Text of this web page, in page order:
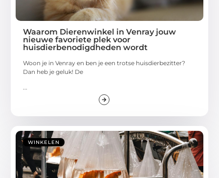
Waarom Dierenwinkel in Venray jouw
nieuwe favoriete plek voor
huisdierbenodigdheden wordt
Woon je in Venray en ben je een trotse huisdierbezitter?
Dan heb je geluk! De
...
WINKELEN